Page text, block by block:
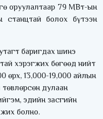
оруулалтаар 79 МВт-ын
станцтай болох бүтээн
баригдах шинэ
хэрэгжих бөгөөд нийт
өрх, 13,000-19,000 айлын
дулаан
эдийн засгийн
болно.